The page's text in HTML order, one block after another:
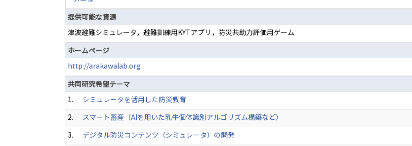
提供可能な資源
津波避難シミュレータ，避難訓練用KYTアプリ，防災共助力評価用ゲーム
ホームページ
http://arakawalab.org
共同研究希望テーマ
1.
シミュレータを活用した防災教育
2.
スマート畜産（AIを用いた乳牛個体識別アルゴリズム構築など）
3.
デジタル防災コンテンツ（シミュレータ）の開発